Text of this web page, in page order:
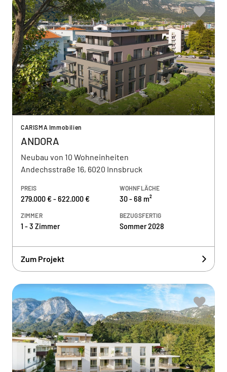
CARISMA Immobilien
ANDORA
Neubau von 10 Wohneinheiten
Andechsstraße 16, 6020 Innsbruck
PREIS
279.000 € - 622.000 €
WOHNFLÄCHE
30 - 68 m²
ZIMMER
1 - 3 Zimmer
BEZUGSFERTIG
Sommer 2028
Zum Projekt